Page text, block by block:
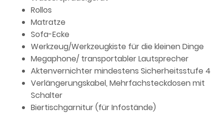
Rollos
Matratze
Sofa-Ecke
Werkzeug/Werkzeugkiste für die kleinen Dinge
Megaphone/ transportabler Lautsprecher
Aktenvernichter mindestens Sicherheitsstufe 4
Verlängerungskabel, Mehrfachsteckdosen mit
Schalter
Biertischgarnitur (für Infostände)